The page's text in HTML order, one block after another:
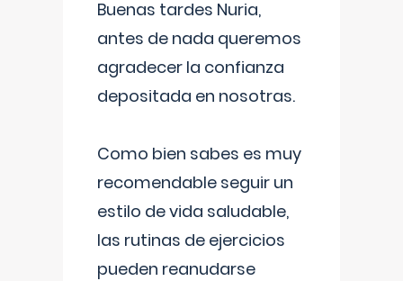
Buenas tardes Nuria,
antes de nada queremos
agradecer la confianza
depositada en nosotras.
Como bien sabes es muy
recomendable seguir un
estilo de vida saludable,
las rutinas de ejercicios
pueden reanudarse